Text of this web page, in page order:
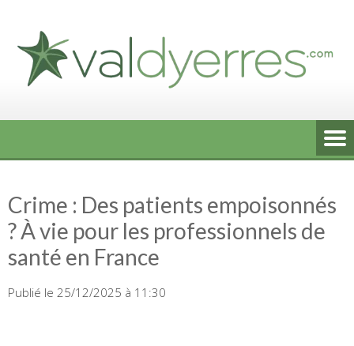
content
Crime : Des patients empoisonnés
? À vie pour les professionnels de
santé en France
Publié le 25/12/2025 à 11:30